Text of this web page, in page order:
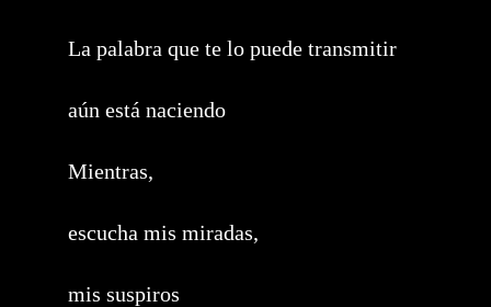
La palabra que te lo puede transmitir
aún está naciendo
Mientras,
escucha mis miradas,
mis suspiros